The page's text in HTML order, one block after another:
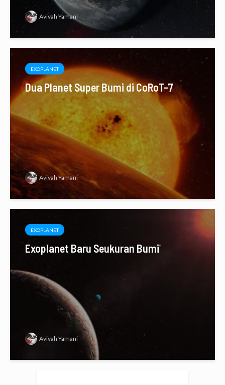
Avivah Yamani
EXOPLANET
Dua Planet Super Bumi di CoRoT-7
Avivah Yamani
EXOPLANET
Exoplanet Baru Seukuran Bumi
Avivah Yamani